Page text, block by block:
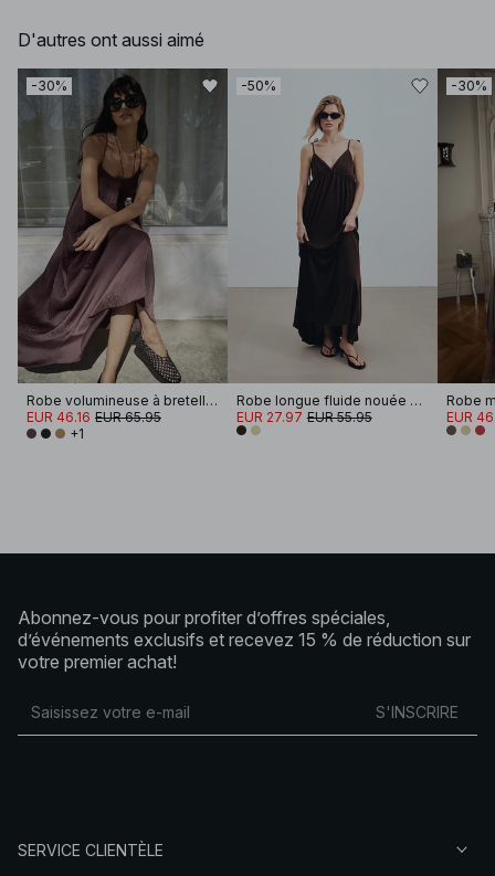
D'autres ont aussi aimé
-30%
Robe volumineuse à bretelles nouées
EUR 46.16 EUR 65.95
+1
-50%
Robe longue fluide nouée sur les épaules
EUR 27.97 EUR 55.95
-30%
EUR
Abonnez-vous pour profiter d’offres spéciales,
d’événements exclusifs et recevez 15 % de réduction sur
votre premier achat!
S'INSCRIRE
SERVICE CLIENTÈLE